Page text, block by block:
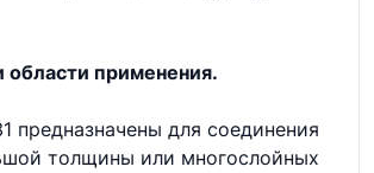
области применения.
предназначены для соединения
толщины или многослойных